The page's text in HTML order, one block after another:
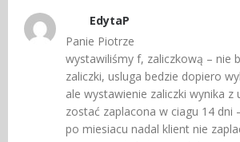
EdytaP
Panie Piotrze
wystawiliśmy f, zaliczkową – nie
zaliczki, usluga bedzie dopiero
ale wystawienie zaliczki wynika z
zostać zaplacona w ciagu 14 dni
po miesiacu nadal klient nie